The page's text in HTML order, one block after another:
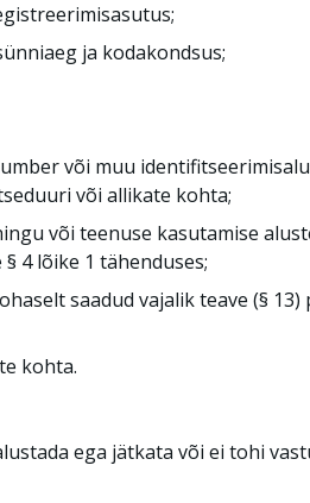
ja kodakondsus;
või muu
või allikate kohta;
või teenuse kasutamise
4 lõike 1 tähenduses;
saadud vajalik teave (§
kohta.
ega jätkata või ei tohi